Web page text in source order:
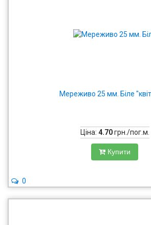
Мереживо 25 мм. Біле
Ціна: 4.70грн./пог.м.
Купити
0